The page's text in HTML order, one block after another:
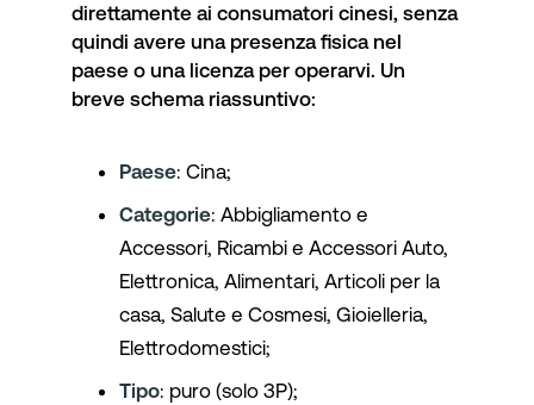
direttamente ai consumatori cinesi, senza
quindi avere una presenza fisica nel
paese o una licenza per operarvi. Un
breve schema riassuntivo:
Paese: Cina;
Categorie: Abbigliamento e
Accessori, Ricambi e Accessori Auto,
Elettronica, Alimentari, Articoli per la
casa, Salute e Cosmesi, Gioielleria,
Elettrodomestici;
Tipo: puro (solo 3P);